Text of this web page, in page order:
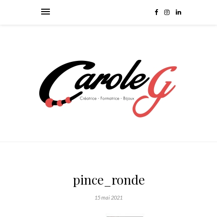
pince_ronde
15 mai 2021